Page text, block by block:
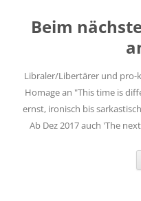
springen
Beim
Libraler/Libertärer und pro-
Homage an "This time is
ernst, ironisch bis
Ab Dez 2017 auch 'The